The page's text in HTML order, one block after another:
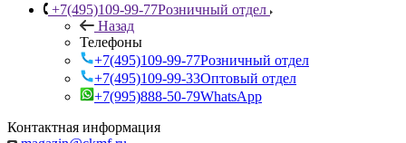
+7(495)109-99-77Розничный отдел
Назад
Телефоны
+7(495)109-99-77Розничный отдел
+7(495)109-99-33Оптовый отдел
+7(995)888-50-79WhatsApp
Контактная информация